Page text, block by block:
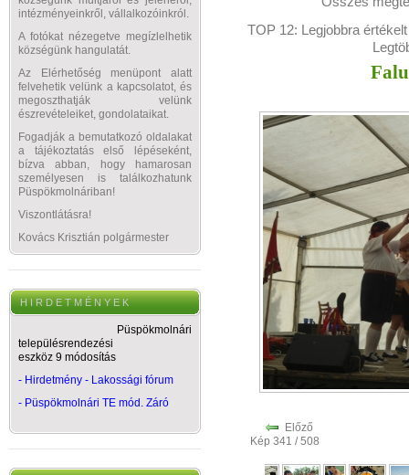
intézményeinkről, vállalkozóinkról.
A fotókat nézegetve megízlelhetik
községünk hangulatát.
Az Elérhetőség menüpont alatt
felvehetik velünk a kapcsolatot, és
megoszthatják velünk
észrevételeiket, gondolataikat.
Fogadják a bemutatkozó oldalakat
a tájékoztatás első lépéseként,
bízva abban, hogy hamarosan
személyesen is találkozhatunk
Püspökmolnáriban!
Viszontlátásra!
Kovács Krisztián polgármester
H I R D E T M É N Y E K
Püspökmolnári
településrendezési
eszköz 9 módosítás
- Hirdetmény - Lakossági fórum
- Püspökmolnári TE mód. Záró
TOP 12: Legjobbra értékelt
Előző
Kép 341 / 508